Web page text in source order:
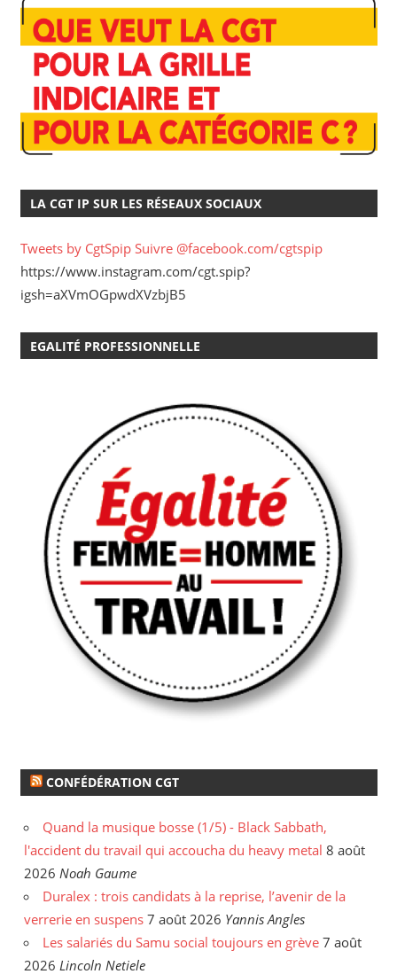
LA CGT IP SUR LES RÉSEAUX SOCIAUX
Tweets by CgtSpip Suivre @facebook.com/cgtspip
https://www.instagram.com/cgt.spip?
igsh=aXVmOGpwdXVzbjB5
EGALITÉ PROFESSIONNELLE
CONFÉDÉRATION CGT
Quand la musique bosse (1/5) - Black Sabbath,
l'accident du travail qui accoucha du heavy metal 8 août
2026 Noah Gaume
Duralex : trois candidats à la reprise, l’avenir de la
verrerie en suspens 7 août 2026 Yannis Angles
Les salariés du Samu social toujours en grève 7 août
2026 Lincoln Netiele